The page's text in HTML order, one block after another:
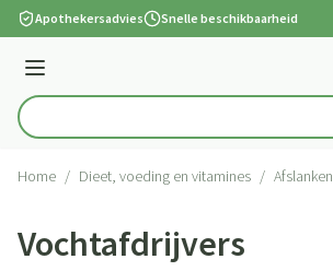
Ga naar de inhoud
Apothekersadvies Snelle beschikbaarheid
Menu
Product, merk, categorie...
Home / Dieet, voeding en vitamines / Afslanken
Vochtafdrijvers